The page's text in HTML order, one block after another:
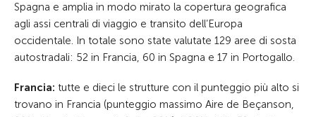
Spagna e amplia in modo mirato la copertura geografica
agli assi centrali di viaggio e transito dell’Europa
occidentale. In totale sono state valutate 129 aree di sosta
autostradali: 52 in Francia, 60 in Spagna e 17 in Portogallo.
Francia: tutte e dieci le strutture con il punteggio più alto si
trovano in Francia (punteggio massimo Aire de Beçanson,